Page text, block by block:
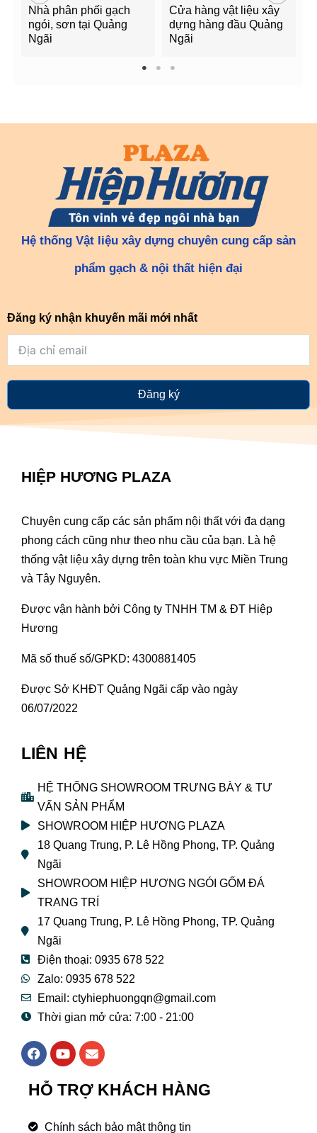
Nhà phân phối gạch
ngói, sơn tại Quảng
Ngãi
Cửa hàng vật liệu xây
dựng hàng đầu Quảng
Ngãi
1 2 3
Hệ thống Vật liệu xây dựng chuyên cung cấp sản
phẩm gạch & nội thất hiện đại
Đăng ký nhận khuyến mãi mới nhất
Đăng ký
HIỆP HƯƠNG PLAZA
Chuyên cung cấp các sản phẩm nội thất với đa dạng
phong cách cũng như theo nhu cầu của bạn. Là hệ
thống vật liệu xây dựng trên toàn khu vực Miền Trung
và Tây Nguyên.
Được vận hành bởi Công ty TNHH TM & ĐT Hiệp
Hương
Mã số thuế số/GPKD: 4300881405
Được Sở KHĐT Quảng Ngãi cấp vào ngày
06/07/2022
LIÊN HỆ
HỆ THỐNG SHOWROOM TRƯNG BÀY & TƯ
VẤN SẢN PHẨM
SHOWROOM HIỆP HƯƠNG PLAZA
18 Quang Trung, P. Lê Hồng Phong, TP. Quảng
Ngãi
SHOWROOM HIỆP HƯƠNG NGÓI GỐM ĐÁ
TRANG TRÍ
17 Quang Trung, P. Lê Hồng Phong, TP. Quảng
Ngãi
Điện thoại: 0935 678 522
Zalo: 0935 678 522
Email: ctyhiephuongqn@gmail.com
Thời gian mở cửa: 7:00 - 21:00
F
a
e
b
o
Y
o
t
u
e
E
n
e
l
p
HỖ TRỢ KHÁCH HÀNG
Chính sách bảo mật thông tin